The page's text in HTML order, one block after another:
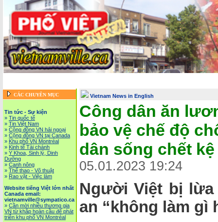
CÁC CHUYÊN MỤC
Tin tức - Sự kiện
» Tin quốc tế
» Tin Việt Nam
» Cộng đồng VN hải ngoại
» Cộng đồng VN tại Canada
» Khu phố VN Montréal
» Kinh tế Tài chánh
» Y Khoa, Sinh lý, Dinh
Dưỡng
» Canh nông
» Thể thao - Võ thuật
» Rao vặt - Việc làm
Website tiếng Việt lớn nhất
Canada email:
vietnamville@sympatico.ca
» Cần mời nhiều thương gia
VN từ khắp hoàn cầu để phát
triễn khu phố VN Montréal
Vietnam News in English
Công dân ăn
bảo vệ chế độ
dân sống chết
05.01.2023 19:24
Người Việt bị lừa
an “không làm gì